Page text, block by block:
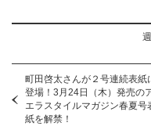
町田啓太さんが２号連続表紙
登場！3月24日（木）発売の
エラスタイルマガジン春夏号
紙を解禁！